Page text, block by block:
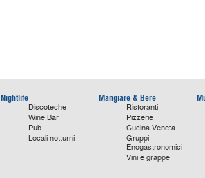
Nightlife
Discoteche
Wine Bar
Pub
Locali notturni
Mangiare & Bere
Ristoranti
Pizzerie
Cucina Veneta
Gruppi
Enogastronomici
Vini e grappe